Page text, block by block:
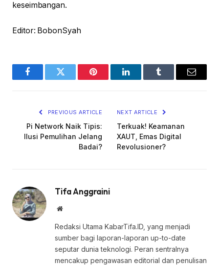
keseimbangan.
Editor: BobonSyah
FacebookTwitter Pinterest LinkedInTumblr Email
PREVIOUS ARTICLE
Pi Network Naik Tipis:
Ilusi Pemulihan Jelang
Badai?
NEXT ARTICLE
Terkuak! Keamanan
XAUT, Emas Digital
Revolusioner?
Tifa Anggraini
Website
Redaksi Utama KabarTifa.ID, yang menjadi
sumber bagi laporan-laporan up-to-date
seputar dunia teknologi. Peran sentralnya
mencakup pengawasan editorial dan penulisan